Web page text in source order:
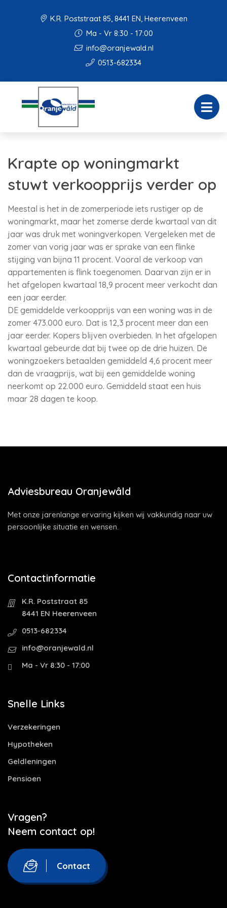
K.R. Poststraat 85, 8441 EN, Heerenveen
Ma - Vr 8:30 - 17:00
info@oranjewald.nl
0513-682334
Krapte op woningmarkt
stuwt verkoopprijs verder op
Meestal is het in de zomerperiode iets rustiger op de
woningmarkt, maar het zomerse derde kwartaal van dit
jaar was druk met woningverkopen. Vergeleken met de
zomer van vorig jaar was er sprake van een flinke
stijging van bijna 11 procent. Vooral de verkoop van
appartementen is flink toegenomen. Daarvan zijn er in
het afgelopen kwartaal 18,9 procent meer verkocht dan
een jaar eerder.
DE gemiddelde verkoopprijs van een woning was in de
zomer 473.000 euro. Dat is 12,3 procent meer dan een
jaar eerder. Kopers blijven overbieden. In het afgelopen
kwartaal gebeurde dat bij twee op de drie huizen. De
woningzoekers betaalden gemiddeld 4,6 procent meer
dan de vraagprijs, wat bij een gemiddelde woning
neerkomt op 22.000 euro. Gemiddeld staat een huis
maar 28 dagen te koop.
Adviesbureau Oranjewâld
Met onze jarenlange ervaring kijken wij vakkundig naar uw
persoonlijke situatie en wensen.
Contactinformatie
K.R. Poststraat 85
8441 EN Heerenveen
0513-682334
info@oranjewald.nl
Ma - Vr 8:30 - 17:00
Snelle Links
Verzekeringen
Hypotheken
Geldleningen
Pensioen
Vragen?
Neem contact op!
Contact